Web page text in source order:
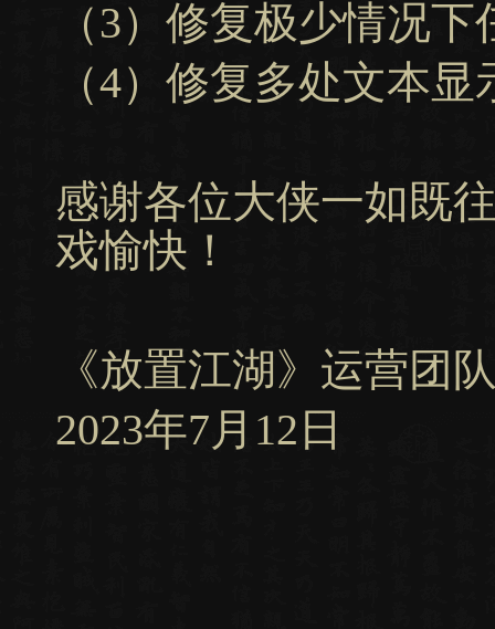
（3）修复极少情况
（4）修复多处文本
感谢各位大侠一如既
戏愉快！
《放置江湖》运营团
2023年7月12日